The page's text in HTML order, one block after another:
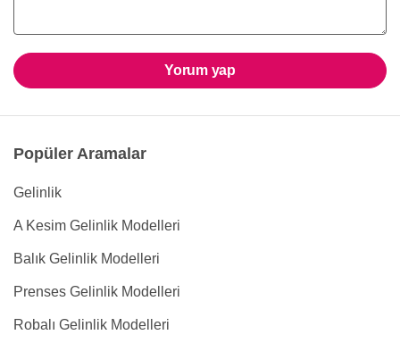
Yorum yap
Popüler Aramalar
Gelinlik
A Kesim Gelinlik Modelleri
Balık Gelinlik Modelleri
Prenses Gelinlik Modelleri
Robalı Gelinlik Modelleri